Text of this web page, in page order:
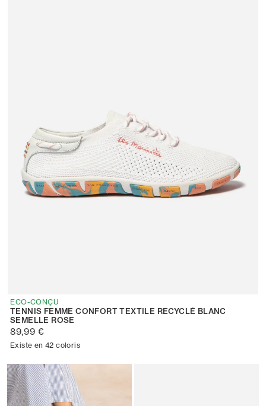
ECO-CONÇU
TENNIS FEMME CONFORT TEXTILE RECYCLÉ BLANC
SEMELLE ROSE
89,99 €
Existe en 42 coloris